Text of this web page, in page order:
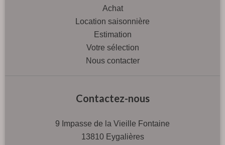
Achat
Location saisonnière
Estimation
Votre sélection
Nous contacter
Contactez-nous
9 Impasse de la Vieille Fontaine
13810Eygalières